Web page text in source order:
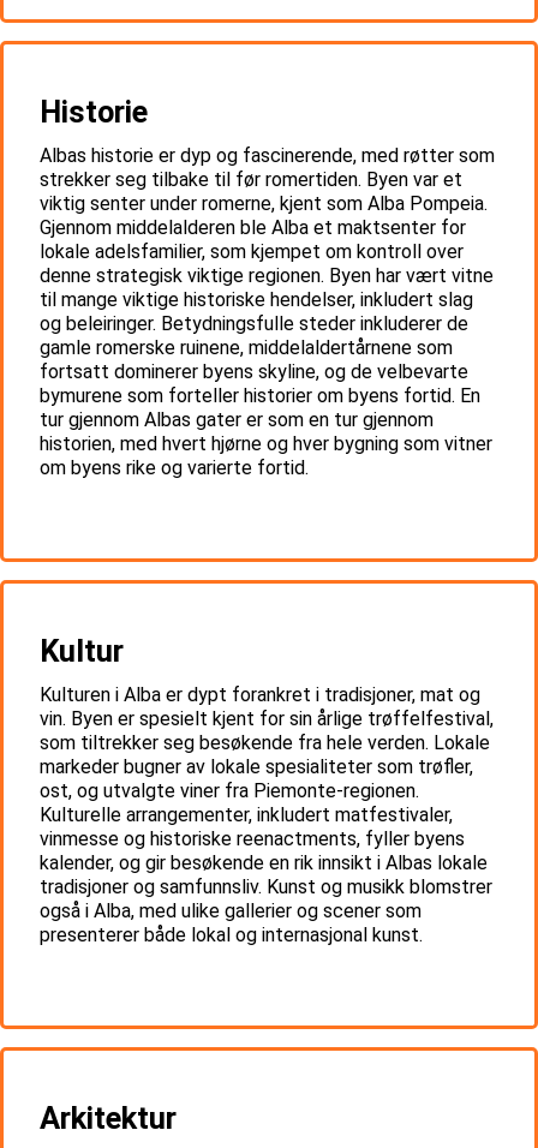
Historie
Albas historie er dyp og fascinerende, med røtter som
strekker seg tilbake til før romertiden. Byen var et
viktig senter under romerne, kjent som Alba Pompeia.
Gjennom middelalderen ble Alba et maktsenter for
lokale adelsfamilier, som kjempet om kontroll over
denne strategisk viktige regionen. Byen har vært vitne
til mange viktige historiske hendelser, inkludert slag
og beleiringer. Betydningsfulle steder inkluderer de
gamle romerske ruinene, middelaldertårnene som
fortsatt dominerer byens skyline, og de velbevarte
bymurene som forteller historier om byens fortid. En
tur gjennom Albas gater er som en tur gjennom
historien, med hvert hjørne og hver bygning som vitner
om byens rike og varierte fortid.
Kultur
Kulturen i Alba er dypt forankret i tradisjoner, mat og
vin. Byen er spesielt kjent for sin årlige trøffelfestival,
som tiltrekker seg besøkende fra hele verden. Lokale
markeder bugner av lokale spesialiteter som trøfler,
ost, og utvalgte viner fra Piemonte-regionen.
Kulturelle arrangementer, inkludert matfestivaler,
vinmesse og historiske reenactments, fyller byens
kalender, og gir besøkende en rik innsikt i Albas lokale
tradisjoner og samfunnsliv. Kunst og musikk blomstrer
også i Alba, med ulike gallerier og scener som
presenterer både lokal og internasjonal kunst.
Arkitektur